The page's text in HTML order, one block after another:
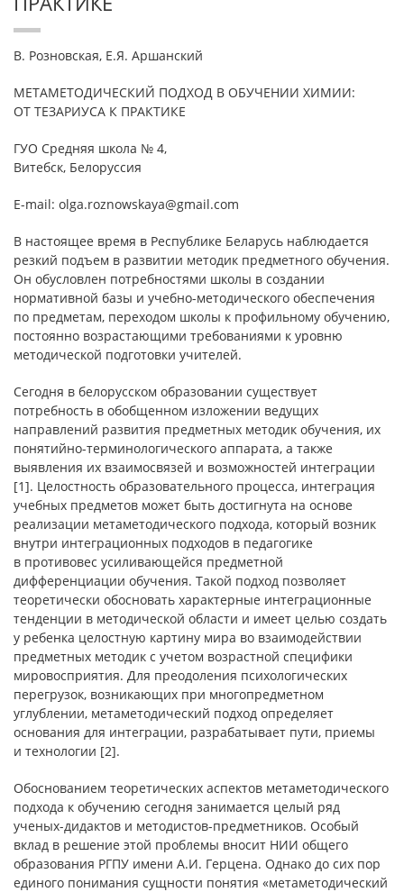
В. Розновская, Е.Я. Аршанский
МЕТАМЕТОДИЧЕСКИЙ ПОДХОД В ОБУЧЕНИИ ХИМИИ:
ОТ ТЕЗАРИУСА К ПРАКТИКЕ
ГУО Средняя школа № 4,
Витебск, Белоруссия
E-mail: olga.roznowskaya@gmail.com
В настоящее время в Республике Беларусь наблюдается
резкий подъем в развитии методик предметного обучения.
Он обусловлен потребностями школы в создании
нормативной базы и учебно-методического обеспечения
по предметам, переходом школы к профильному обучению,
постоянно возрастающими требованиями к уровню
методической подготовки учителей.
Сегодня в белорусском образовании существует
потребность в обобщенном изложении ведущих
направлений развития предметных методик обучения, их
понятийно-терминологического аппарата, а также
выявления их взаимосвязей и возможностей интеграции
[1]. Целостность образовательного процесса, интеграция
учебных предметов может быть достигнута на основе
реализации метаметодического подхода, который возник
внутри интеграционных подходов в педагогике
в противовес усиливающейся предметной
дифференциации обучения. Такой подход позволяет
теоретически обосновать характерные интеграционные
тенденции в методической области и имеет целью создать
у ребенка целостную картину мира во взаимодействии
предметных методик с учетом возрастной специфики
мировосприятия. Для преодоления психологических
перегрузок, возникающих при многопредметном
углублении, метаметодический подход определяет
основания для интеграции, разрабатывает пути, приемы
и технологии [2].
Обоснованием теоретических аспектов метаметодического
подхода к обучению сегодня занимается целый ряд
ученых-дидактов и методистов-предметников. Особый
вклад в решение этой проблемы вносит НИИ общего
образования РГПУ имени А.И. Герцена. Однако до сих пор
единого понимания сущности понятия «метаметодический